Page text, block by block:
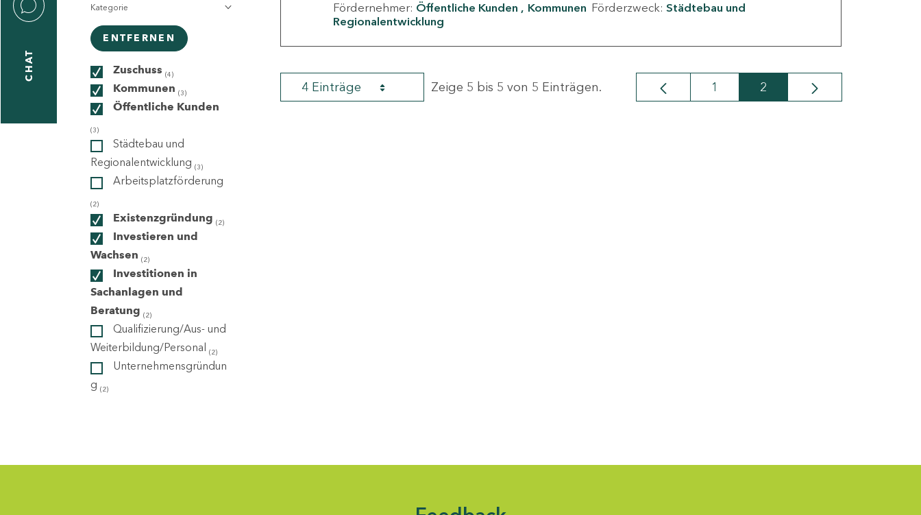
CHAT
Kategorie
ENTFERNEN
Zuschuss (4)
Kommunen (3)
Öffentliche Kunden
(3)
Städtebau und
Regionalentwicklung (3)
Arbeitsplatzförderung
(2)
Existenzgründung (2)
Investieren und
Wachsen (2)
Investitionen in
Sachanlagen und
Beratung (2)
Qualifizierung/Aus- und
Weiterbildung/Personal (2)
Unternehmensgründun
g (2)
Fördernehmer: Öffentliche Kunden Kommunen Förderzweck: Städtebau und
Regionalentwicklung
4 Einträge Zeige 5 bis 5 von 5 Einträgen. Seite
1 Seite
2